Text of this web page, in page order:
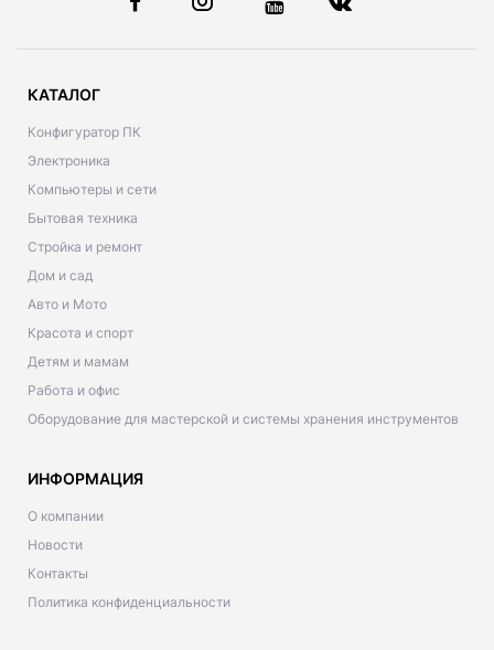
КАТАЛОГ
Конфигуратор ПК
Электроника
Компьютеры и сети
Бытовая техника
Стройка и ремонт
Дом и сад
Авто и Мото
Красота и спорт
Детям и мамам
Работа и офис
Оборудование для мастерской и системы хранения инструментов
ИНФОРМАЦИЯ
О компании
Новости
Контакты
Политика конфиденциальности